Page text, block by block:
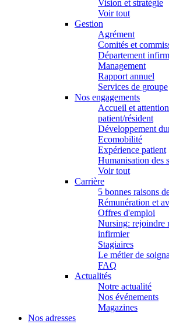
Vision et stratégie
Voir tout
Gestion
Agrément
Comités et
Département
Management
Rapport annuel
Services de groupe
Nos engagements
Accueil et
patient/résident
Développement
Ecomobilité
Expérience patient
Humanisation des
Voir tout
Carrière
5 bonnes raisons
Rémunération et
Offres d'emploi
Nursing: rejoindre
infirmier
Stagiaires
Le métier de
FAQ
Actualités
Notre actualité
Nos événements
Magazines
Nos adresses